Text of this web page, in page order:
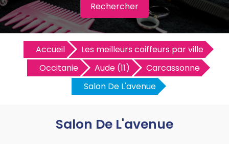
Rechercher
Accueil
Les meilleurs coiffeurs par ville
Occitanie
Aude (11)
Carcassonne
Salon De L'avenue
Salon De L'avenue